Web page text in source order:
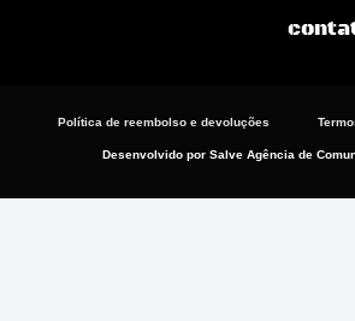
Política de reembolso e devoluções
Desenvolvido por Salve Agência de